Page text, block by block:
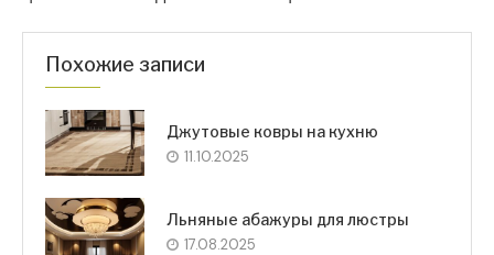
Похожие записи
Джутовые ковры на кухню
11.10.2025
Льняные абажуры для люстры
17.08.2025